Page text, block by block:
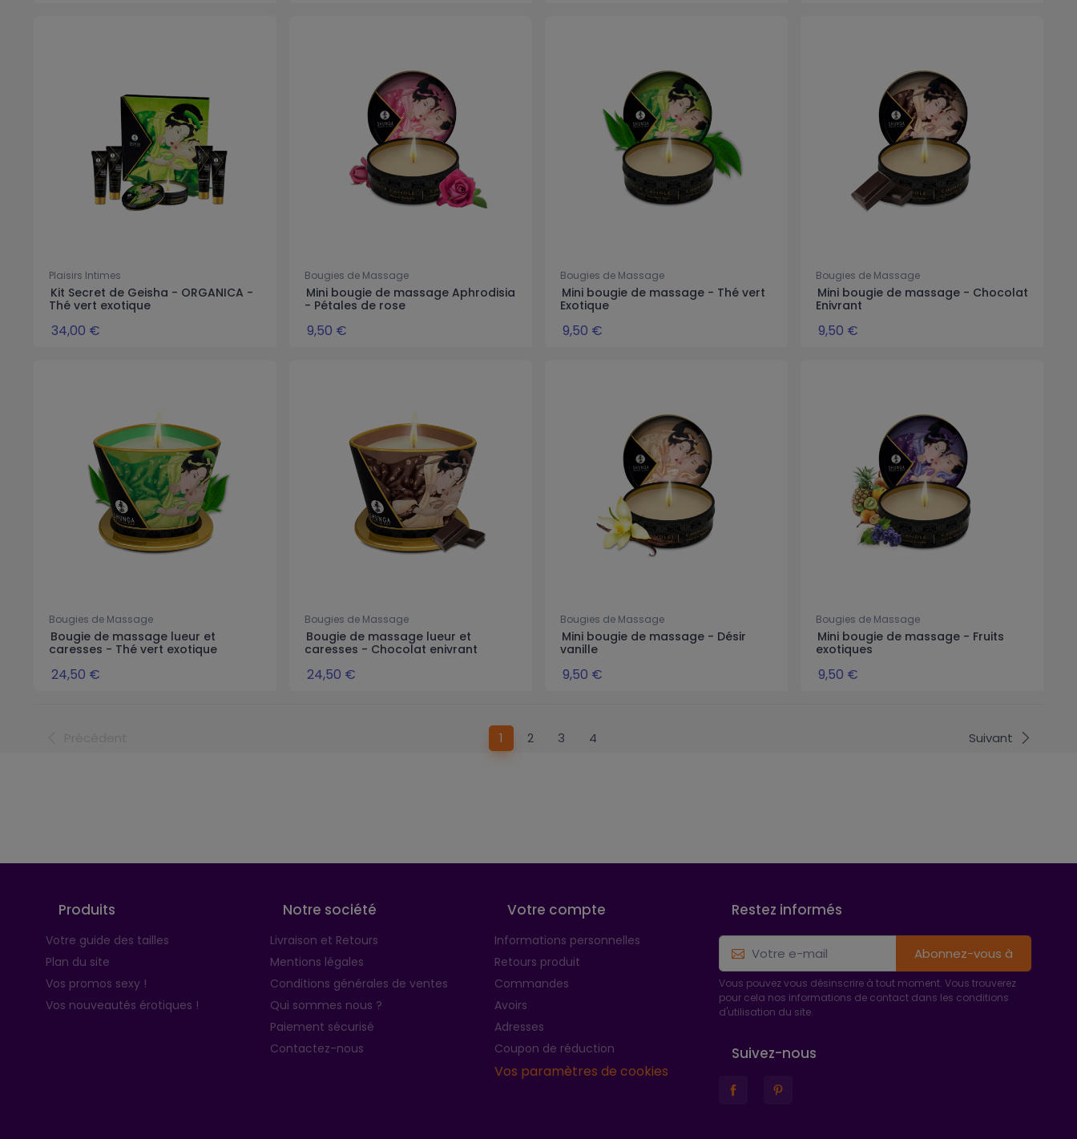
Plaisirs Intimes
Kit Secret de Geisha - ORGANICA -
Thé vert exotique
34,00 €
Bougies de Massage
Mini bougie de massage Aphrodisia
- Pétales de rose
9,50 €
Bougies de Massage
Mini bougie de massage - Thé vert
Exotique
9,50 €
Bougies de Massage
Mini bougie de massage - Chocolat
Enivrant
9,50 €
Bougies de Massage
Bougie de massage lueur et
caresses - Thé vert exotique
24,50 €
Bougies de Massage
Bougie de massage lueur et
caresses - Chocolat enivrant
24,50 €
Bougies de Massage
Mini bougie de massage - Désir
vanille
9,50 €
Bougies de Massage
Mini bougie de massage - Fruits
exotiques
9,50 €
1 2 3 4 Suivant
Produits
Votre guide des tailles
Plan du site
Vos promos sexy !
Vos nouveautés érotiques !
Notre société
Livraison et Retours
Mentions légales
Conditions générales de ventes
Qui sommes nous ?
Paiement sécurisé
Contactez-nous
Votre compte
Informations personnelles
Retours produit
Commandes
Avoirs
Adresses
Coupon de réduction
Vos paramètres de cookies
Restez informés
Abonnez-vous à
Vous pouvez vous désinscrire à tout moment. Vous trouverez
pour cela nos informations de contact dans les conditions
d'utilisation du site.
Suivez-nous